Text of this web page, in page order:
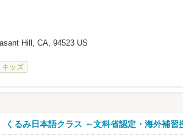
4技能を総合的に伸ばします
指導
カリキュラム
定・一般補習）
＆計算力アップ）
Hill, CA, 94523 US
キッズ
るみ日本語クラス ～文科省認定・海外補習